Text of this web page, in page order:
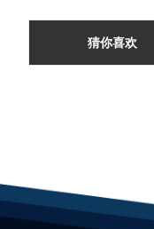
猜你喜欢